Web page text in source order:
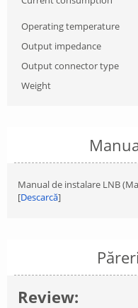
Operating temperature
Output impedance
Output connector type
Weight
Manual de instalare LNB
[Descarcă]
Review: